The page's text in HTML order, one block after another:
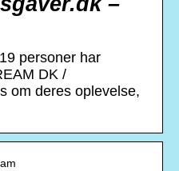
personer har
DK /
om deres oplevelse,